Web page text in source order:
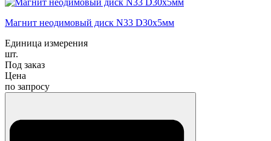
Магнит неодимовый диск N33 D30x5мм
Единица измерения
шт.
Под заказ
Цена
по запросу